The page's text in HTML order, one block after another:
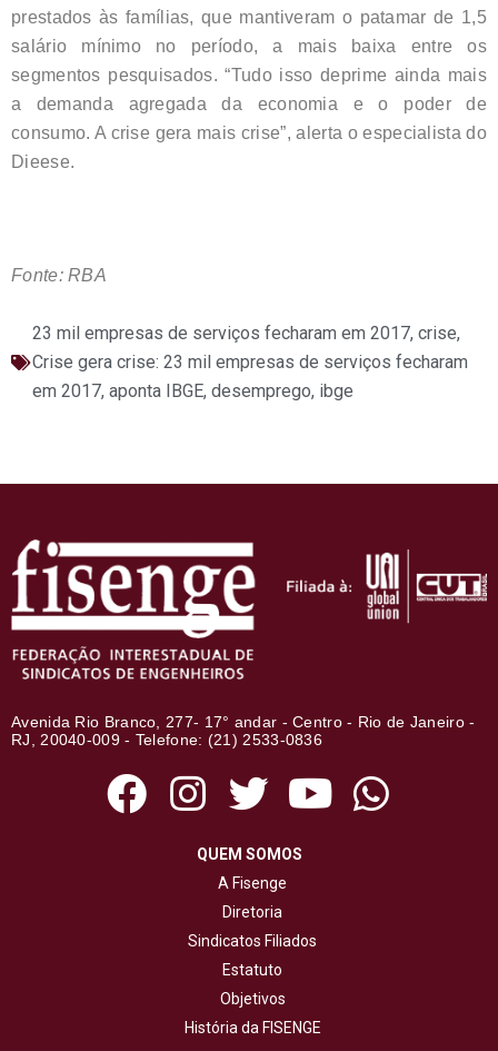
prestados às famílias, que mantiveram o patamar de 1,5
salário mínimo no período, a mais baixa entre os
segmentos pesquisados. “Tudo isso deprime ainda mais
a demanda agregada da economia e o poder de
consumo. A crise gera mais crise”, alerta o especialista do
Dieese.
Fonte: RBA
23 mil empresas de serviços fecharam em 2017, crise,
Crise gera crise: 23 mil empresas de serviços fecharam
em 2017, aponta IBGE, desemprego, ibge
Avenida Rio Branco, 277- 17° andar - Centro - Rio de Janeiro -
RJ, 20040-009 - Telefone: (21) 2533-0836
QUEM SOMOS
A Fisenge
Diretoria
Sindicatos Filiados
Estatuto
Objetivos
História da FISENGE